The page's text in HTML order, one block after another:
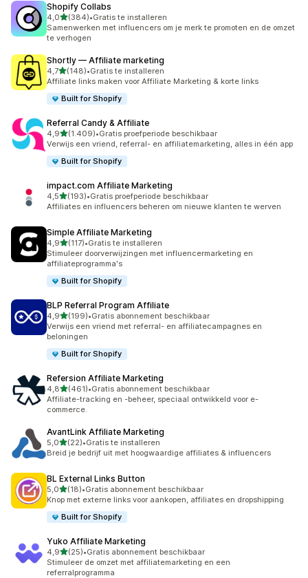
Shopify Collabs
4,0van 5 sterren
(384)
384 recensies in totaal
•Gratis te installeren
Samenwerken met influencers om je merk te promoten en de omzet
te verhogen
Shortly — Affiliate marketing
4,7van 5 sterren
(148)
148 recensies in totaal
•Gratis te installeren
Affiliate links maken voor Affiliate Marketing & korte links
Built for Shopify
Referral Candy & Affiliate
4,9van 5 sterren
(1.409)
1409 recensies in totaal
•Gratis proefperiode beschikbaar
Verwijs een vriend, referral- en affiliatemarketing, alles in één app
Built for Shopify
impact.com Affiliate Marketing
4,5van 5 sterren
(193)
193 recensies in totaal
•Gratis proefperiode beschikbaar
Affiliates en influencers beheren om nieuwe klanten te werven
Simple Affiliate Marketing
4,9van 5 sterren
(117)
117 recensies in totaal
•Gratis te installeren
Stimuleer doorverwijzingen met influencermarketing en
affiliateprogramma's
Built for Shopify
BLP Referral Program Affiliate
4,9van 5 sterren
(199)
199 recensies in totaal
•Gratis abonnement beschikbaar
Verwijs een vriend met referral- en affiliatecampagnes en
beloningen
Built for Shopify
Refersion Affiliate Marketing
4,8van 5 sterren
(461)
461 recensies in totaal
•Gratis abonnement beschikbaar
Affiliate-tracking en -beheer, speciaal ontwikkeld voor e-
commerce.
AvantLink Affiliate Marketing
5,0van 5 sterren
(22)
22 recensies in totaal
•Gratis te installeren
Breid je bedrijf uit met hoogwaardige affiliates & influencers
BL External Links Button
5,0van 5 sterren
(18)
18 recensies in totaal
•Gratis abonnement beschikbaar
Knop met externe links voor aankopen, affiliates en dropshipping
Built for Shopify
Yuko Affiliate Marketing
4,9van 5 sterren
(25)
25 recensies in totaal
•Gratis abonnement beschikbaar
Stimuleer de omzet met affiliatemarketing en een
referralprogramma